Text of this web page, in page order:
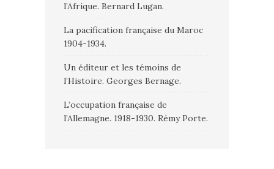
l’Afrique. Bernard Lugan.
La pacification française du Maroc
1904-1934.
Un éditeur et les témoins de
l’Histoire. Georges Bernage.
L’occupation française de
l’Allemagne. 1918-1930. Rémy Porte.